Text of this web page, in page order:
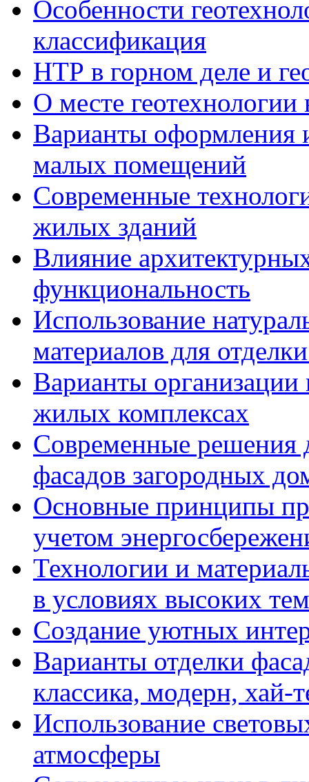
Особенности
классификация
НТР в горном деле и
О месте
Варианты оформления
малых помещений
Современные
жилых зданий
Влияние
функциональность
Использование
материалов для
Варианты организации
жилых комплексах
Современные решения
фасадов загородных
Основные принципы
учетом
Технологии и
в условиях высоких
Создание уютных
Варианты отделки
классика, модерн, хай-
Использование
атмосферы